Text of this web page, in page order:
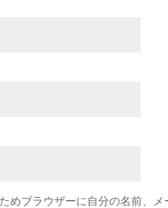
めブラウザーに自分の名前、メ